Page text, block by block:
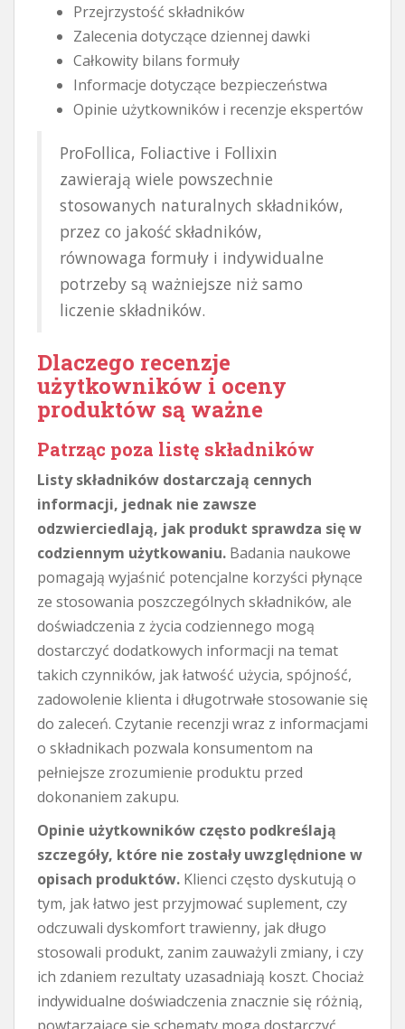
Przejrzystość składników
Zalecenia dotyczące dziennej dawki
Całkowity bilans formuły
Informacje dotyczące bezpieczeństwa
Opinie użytkowników i recenzje ekspertów
ProFollica, Foliactive i Follixin
zawierają wiele powszechnie
stosowanych naturalnych składników,
przez co jakość składników,
równowaga formuły i indywidualne
potrzeby są ważniejsze niż samo
liczenie składników.
Dlaczego recenzje
użytkowników i oceny
produktów są ważne
Patrząc poza listę składników
Listy składników dostarczają cennych
informacji, jednak nie zawsze
odzwierciedlają, jak produkt sprawdza się w
codziennym użytkowaniu. Badania naukowe
pomagają wyjaśnić potencjalne korzyści płynące
ze stosowania poszczególnych składników, ale
doświadczenia z życia codziennego mogą
dostarczyć dodatkowych informacji na temat
takich czynników, jak łatwość użycia, spójność,
zadowolenie klienta i długotrwałe stosowanie się
do zaleceń. Czytanie recenzji wraz z informacjami
o składnikach pozwala konsumentom na
pełniejsze zrozumienie produktu przed
dokonaniem zakupu.
Opinie użytkowników często podkreślają
szczegóły, które nie zostały uwzględnione w
opisach produktów. Klienci często dyskutują o
tym, jak łatwo jest przyjmować suplement, czy
odczuwali dyskomfort trawienny, jak długo
stosowali produkt, zanim zauważyli zmiany, i czy
ich zdaniem rezultaty uzasadniają koszt. Chociaż
indywidualne doświadczenia znacznie się różnią,
powtarzające się schematy mogą dostarczyć